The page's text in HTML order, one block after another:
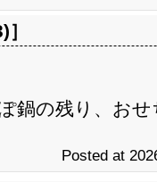
］
鍋の残り、おせ
Posted at